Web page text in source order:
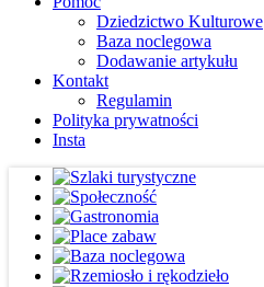
Dziedzictwo Kulturowe
Baza noclegowa
Dodawanie artykułu
Kontakt
Regulamin
Polityka prywatności
Insta